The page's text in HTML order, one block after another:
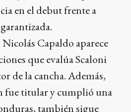
en el debut frente a
Capaldo aparece
que evalúa Scaloni
de la cancha. Además,
fue titular y cumplió una
también sigue